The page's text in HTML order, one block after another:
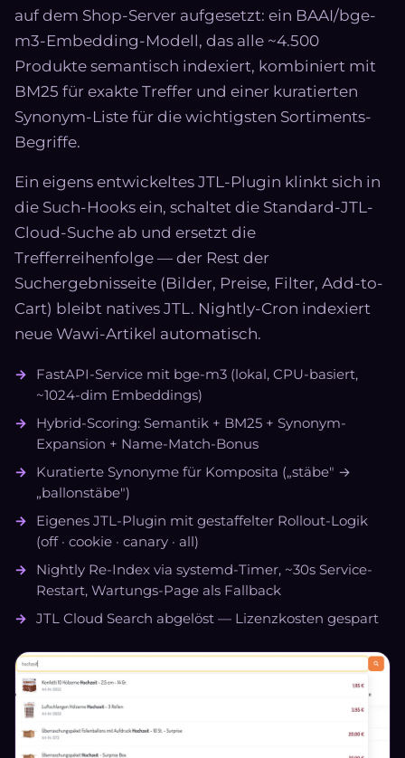
auf dem Shop-Server aufgesetzt: ein BAAI/bge-
m3-Embedding-Modell, das alle ~4.500
Produkte semantisch indexiert, kombiniert mit
BM25 für exakte Treffer und einer kuratierten
Synonym-Liste für die wichtigsten Sortiments-
Begriffe.
Ein eigens entwickeltes JTL-Plugin klinkt sich in
die Such-Hooks ein, schaltet die Standard-JTL-
Cloud-Suche ab und ersetzt die
Trefferreihenfolge — der Rest der
Suchergebnisseite (Bilder, Preise, Filter, Add-to-
Cart) bleibt natives JTL. Nightly-Cron indexiert
neue Wawi-Artikel automatisch.
FastAPI-Service mit bge-m3 (lokal, CPU-basiert,
~1024-dim Embeddings)
Hybrid-Scoring: Semantik + BM25 + Synonym-
Expansion + Name-Match-Bonus
Kuratierte Synonyme für Komposita („stäbe" →
„ballonstäbe")
Eigenes JTL-Plugin mit gestaffelter Rollout-Logik
(off · cookie · canary · all)
Nightly Re-Index via systemd-Timer, ~30s Service-
Restart, Wartungs-Page als Fallback
JTL Cloud Search abgelöst — Lizenzkosten gespart